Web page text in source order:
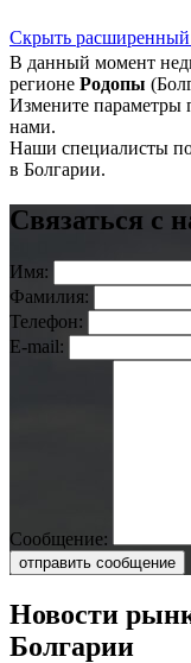
Скрыть
В данный момент
регионе Родопы
Измените параметры
нами.
Наши специалисты
в Болгарии.
Связаться с
Имя:
Фамилия:
Телефон:
E-mail:
Сообщение:
отправить сообщение
Новости
Болгарии